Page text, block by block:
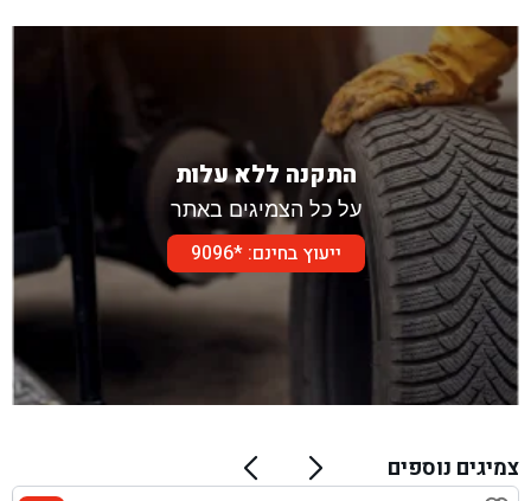
התקנה ללא עלות
על כל הצמיגים באתר
ייעוץ בחינם: *9096
צמיגים נוספים